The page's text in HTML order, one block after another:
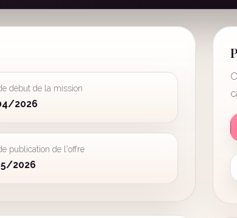
début de la mission
2026
publication de l'offre
2026